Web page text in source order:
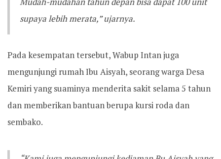
supaya lebih merata,” ujarnya.
Pada kesempatan tersebut, Wabup Intan juga
mengunjungi rumah Ibu Aisyah, seorang warga Desa
Kemiri yang suaminya menderita sakit selama 5 tahun
dan memberikan bantuan berupa kursi roda dan
sembako.